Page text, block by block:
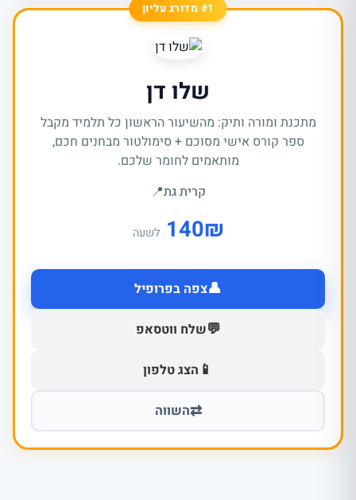
#1 מדורג עליון
שלו דן
מתכנת ומורה ותיק: מהשיעור הראשון כל תלמיד מקבל
ספר קורס אישי מסוכם + סימולטור מבחנים חכם,
מותאמים לחומר שלכם.
קרית גת📍
₪
140 לשעה
👤צפה בפרופיל
💬שלח ווטסאפ
📱 הצג טלפון
⇄השווה